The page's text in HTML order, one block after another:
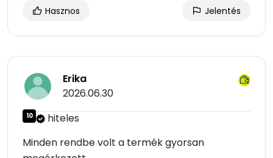
Hasznos Jelentés
Erika
2026.06.30
10
hiteles
Minden rendbe volt a termék gyorsan